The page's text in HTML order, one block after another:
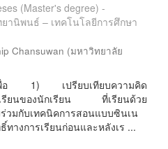
(Master's degree) -
ยานิพนธ์ – เทคโนโลยีการศึกษา
Chansuwan (มหาวิทยาลัย
เพื่อ 1) เปรียบเทียบความคิด
เรียนของนักเรียน ที่เรียนด้วย
วมกับเทคนิคการสอนแบบซินเน
างการเรียนก่อนและหลังเร ...